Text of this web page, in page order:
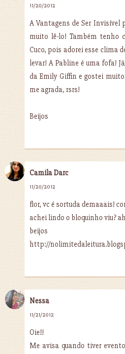
11/20/2012
A Vantagens de Ser Invisível
muito lê-lo! Também tenho
Cuco, pois adorei esse clima
levar! A Pabline é uma fofa!
da Emily Giffin e gostei
me agrada, rsrs!
Beijos
Camila Darc
11/20/2012
flor, vc é sortuda demaaais!
achei lindo o bloquinho viu?
beijos
http://
Nessa
11/21/2012
Oie!!
Me avisa quando tiver